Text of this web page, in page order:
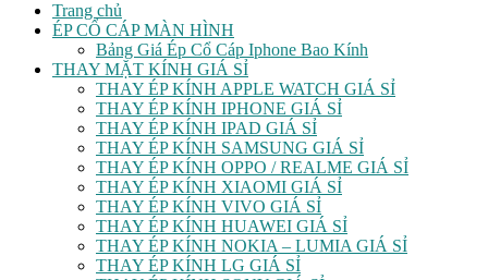
Trang chủ
ÉP CỔ CÁP MÀN HÌNH
Bảng Giá Ép Cổ Cáp Iphone Bao Kính
THAY MẶT KÍNH GIÁ SỈ
THAY ÉP KÍNH APPLE WATCH GIÁ SỈ
THAY ÉP KÍNH IPHONE GIÁ SỈ
THAY ÉP KÍNH IPAD GIÁ SỈ
THAY ÉP KÍNH SAMSUNG GIÁ SỈ
THAY ÉP KÍNH OPPO / REALME GIÁ SỈ
THAY ÉP KÍNH XIAOMI GIÁ SỈ
THAY ÉP KÍNH VIVO GIÁ SỈ
THAY ÉP KÍNH HUAWEI GIÁ SỈ
THAY ÉP KÍNH NOKIA – LUMIA GIÁ SỈ
THAY ÉP KÍNH LG GIÁ SỈ